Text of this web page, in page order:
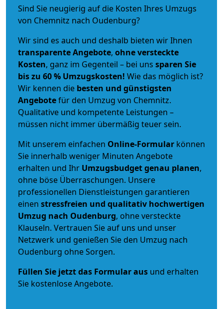
Sind Sie neugierig auf die Kosten Ihres Umzugs
von Chemnitz nach Oudenburg?
Wir sind es auch und deshalb bieten wir Ihnen
transparente Angebote, ohne versteckte
Kosten, ganz im Gegenteil – bei uns sparen Sie
bis zu 60 % Umzugskosten! Wie das möglich ist?
Wir kennen die besten und günstigsten
Angebotefür den Umzug von Chemnitz.
Qualitative und kompetente Leistungen –
müssen nicht immer übermäßig teuer sein.
Mit unserem einfachen Online-Formular können
Sie innerhalb weniger Minuten Angebote
erhalten und Ihr Umzugsbudgetgenau planen,
ohne böse Überraschungen. Unsere
professionellen Dienstleistungen garantieren
einen stressfreien und qualitativ hochwertigen
Umzug nach Oudenburg, ohne versteckte
Klauseln. Vertrauen Sie auf uns und unser
Netzwerk und genießen Sie den Umzug nach
Oudenburg ohne Sorgen.
Füllen Sie jetzt das Formular aus und erhalten
Sie kostenlose Angebote.